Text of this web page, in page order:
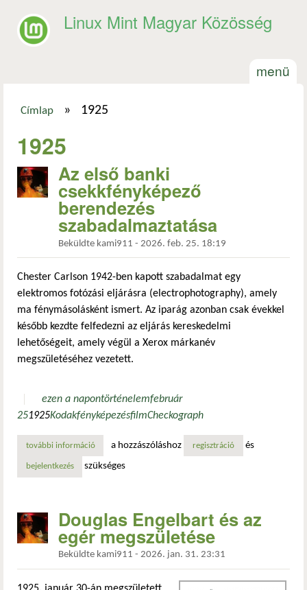
Linux Mint Magyar Közösség
menü
Címlap » 1925
1925
Az első banki
csekkfényképező
berendezés
szabadalmaztatása
Beküldte kami911 - 2026. feb. 25. 18:19
Chester Carlson 1942-ben kapott szabadalmat egy
elektromos fotózási eljárásra (electrophotography), amely
ma fénymásolásként ismert. Az iparág azonban csak évekkel
később kezdte felfedezni az eljárás kereskedelmi
lehetőségeit, amely végül a Xerox márkanév
megszületéséhez vezetett.
ezen a napontörténelemfebruár
251925KodakfényképezésfilmCheckograph
további információaz első banki csekkfényképező berendezés
a hozzászóláshoz regisztráció és
bejelentkezés szükséges
Douglas Engelbart és az
egér megszületése
Beküldte kami911 - 2026. jan. 31. 23:31